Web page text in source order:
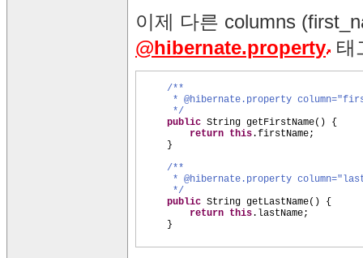
이제 다른 columns
@hibernate.property 태
/**
* @hibernate.property
*/
public String getFirstName() {
return this.firstName;
}
/**
* @hibernate.property
*/
public String getLastName() {
return this.lastName;
}